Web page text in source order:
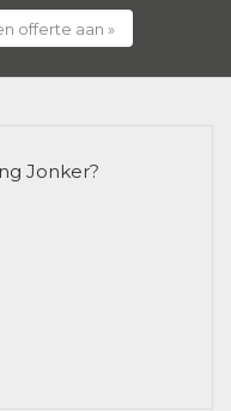
offerte aan »
Jonker?